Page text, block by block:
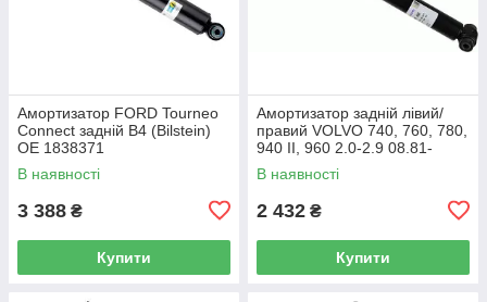
Амортизатор FORD Tourneo
Connect задній B4 (Bilstein)
OE 1838371
В наявності
3 388 ₴
Купити
Амортизатор задній лівий/
правий VOLVO 740, 760, 780,
940 II, 960 2.0-2.9 08.81-
10.98 газомасляний (SACHS)
OE 1282107
В наявності
2 432 ₴
Купити